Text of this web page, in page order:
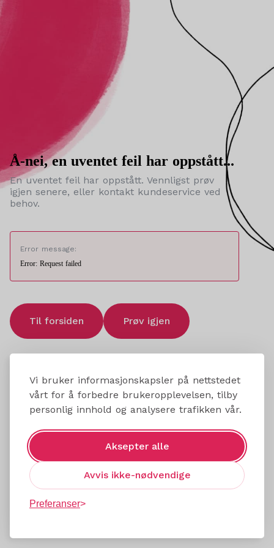
Vi bruker informasjonskapsler på nettstedet
vårt for å forbedre brukeropplevelsen, tilby
personlig innhold og analysere trafikken vår.
Aksepter alle
Avvis ikke-nødvendige
Preferanser
Å-nei, en uventet feil har oppstått...
En uventet feil har oppstått. Vennligst prøv
igjen senere, eller kontakt kundeservice ved
behov.
Error message:
Error: Request failed
Til forsiden Prøv igjen